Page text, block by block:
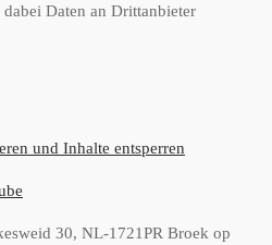
Daten an Drittanbieter
und Inhalte entsperren
30, NL-1721PR Broek op